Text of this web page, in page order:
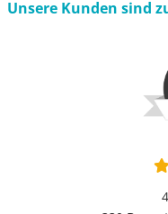
Unsere Kunden sind